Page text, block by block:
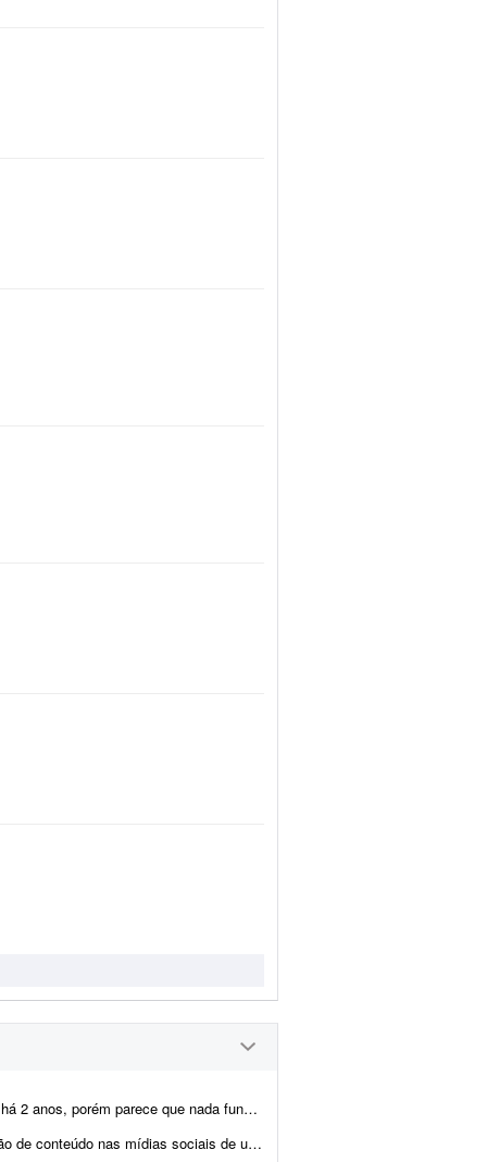
ganhar seguidores nem aumentar o engajamento das minhas pá...
um aplicativo de futebol que desenvolvi. A fun&ccedi...